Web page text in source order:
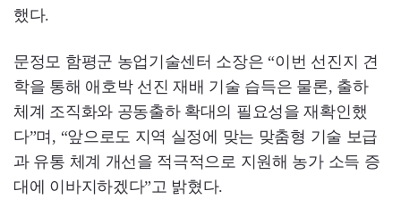
했다.
문정모 함평군 농업기술센터 소장은 “이번 선진지 견
학을 통해 애호박 선진 재배 기술 습득은 물론, 출하
체계 조직화와 공동출하 확대의 필요성을 재확인했
다”며, “앞으로도 지역 실정에 맞는 맞춤형 기술 보급
과 유통 체계 개선을 적극적으로 지원해 농가 소득 증
대에 이바지하겠다”고 밝혔다.